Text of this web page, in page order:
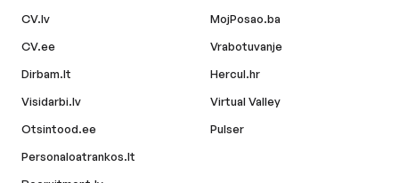
CV.lv
CV.ee
Dirbam.lt
Visidarbi.lv
Otsintood.ee
Personaloatrankos.lt
MojPosao.ba
Vrabotuvanje
Hercul.hr
Virtual Valley
Pulser